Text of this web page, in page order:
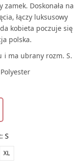
Doskonała na
łączy luksusowy
kobieta poczuje się
polska.
i ma ubrany rozm. S.
: S
XL